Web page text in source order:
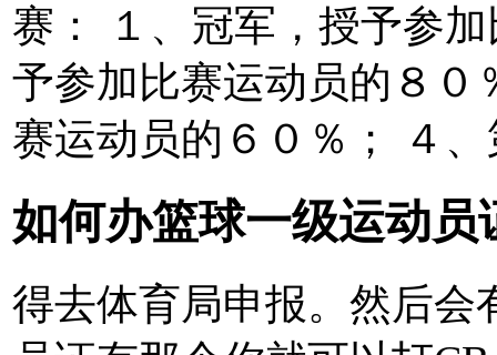
赛： １、冠军，授予参
予参加比赛运动员的８０
赛运动员的６０％； ４
如何办篮球一级运动员
得去体育局申报。然后会